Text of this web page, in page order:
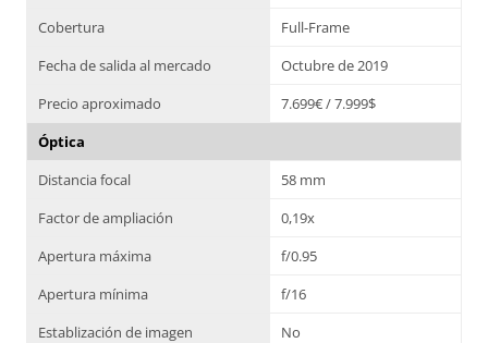
Cobertura
Full-Frame
Fecha de salida al mercado
Octubre de 2019
Precio aproximado
7.699€ / 7.999$
Óptica
Distancia focal
58 mm
Factor de ampliación
0,19x
Apertura máxima
f/0.95
Apertura mínima
f/16
Establización de imagen
No